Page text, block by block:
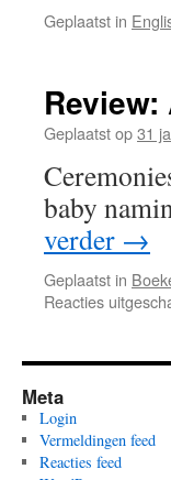
Geplaatst in
Geplaatst op31
baby
verder →
Geplaatst in
Reacties
Meta
Login
Vermeldingen feed
Reacties feed